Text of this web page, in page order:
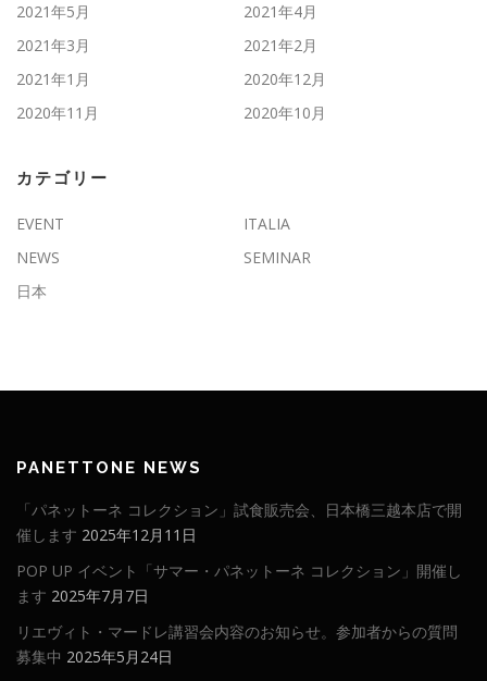
2021年5月
2021年4月
2021年3月
2021年2月
2021年1月
2020年12月
2020年11月
2020年10月
カテゴリー
EVENT
ITALIA
NEWS
SEMINAR
日本
PANETTONE NEWS
「パネットーネ コレクション」試食販売会、日本橋三越本店で開
催します 2025年12月11日
POP UP イベント「サマー・パネットーネ コレクション」開催し
ます 2025年7月7日
リエヴィト・マードレ講習会内容のお知らせ。参加者からの質問
募集中 2025年5月24日